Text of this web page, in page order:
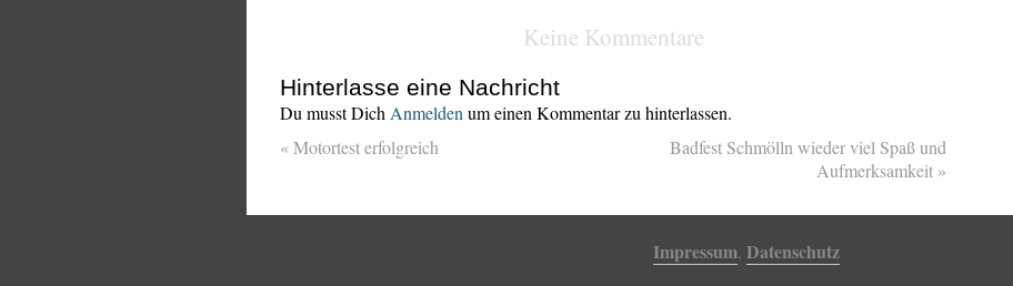
Keine Kommentare
Hinterlasse eine Nachricht
Du musst Dich Anmelden um einen Kommentar zu hinterlassen.
«Motortest erfolgreich
Badfest Schmölln wieder viel Spaß und
Aufmerksamkeit »
Impressum, Datenschutz